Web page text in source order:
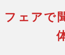
フェアで